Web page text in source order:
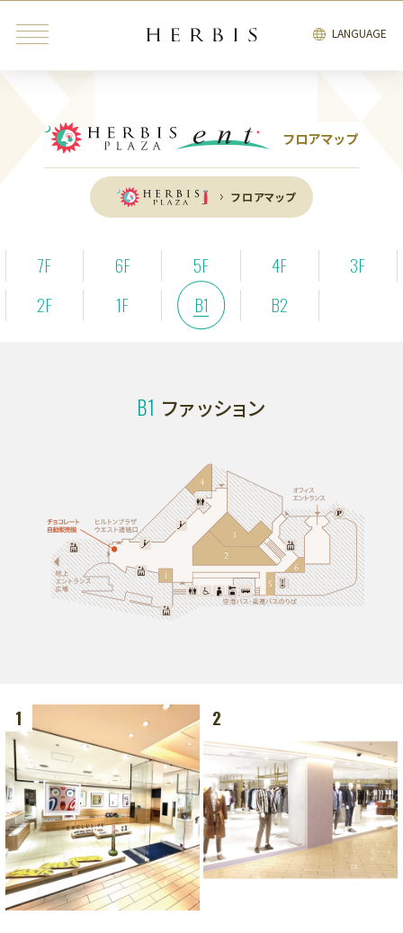
LANGUAGE
みんなが検索中の“トレンドキーワード”
インテリア 雑貨 カフェ レストラン ブライダル
ファッション・
インテリア
ビューティ＆
リラクゼーション
エンタテインメント
フロアマップ アクセス
LANGUAGE
7F
レストラン、劇場
6F
ビューティー、リラクゼーション、
スクール
5F
レストラン
フロアマップ
6F
オフィス、ショールーム
5F
オフィス、クリニック
ザ・リッツ・カールトン大阪連絡通路
フロアマップ
フロアマップ
7F 6F 5F 4F
3F
2F
1F B1 B2
B1 ファッション
1 2